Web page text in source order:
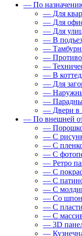
— По
— Для
— Для
— Для
— В
—
—
—
— В
— Для
—
—
— Двери в
— По внешней
—
— С
— С
— С
— Ретро
— С
— С
— С
— Со
— С
— С
— 3D
—